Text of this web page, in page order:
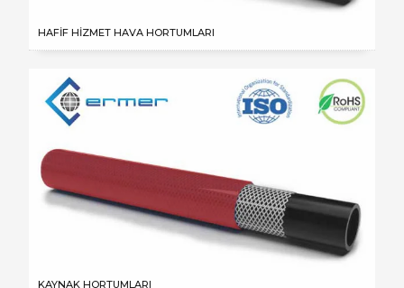
HAFİF HİZMET HAVA HORTUMLARI
KAYNAK HORTUMLARI